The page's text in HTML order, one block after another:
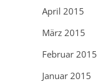
April 2015
März 2015
Februar 2015
Januar 2015